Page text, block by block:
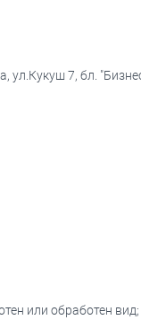
7, бл.
или обработен